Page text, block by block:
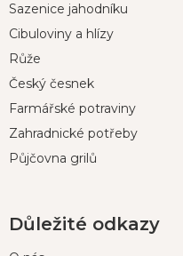
aSazenice jahodníku
Cibuloviny a hlízy
Růže
Český česnek
Farmářské potraviny
Zahradnické potřeby
Půjčovna grilů
Důležité odkazy